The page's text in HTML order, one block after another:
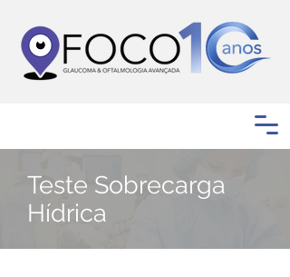
Teste Sobrecarga
Hídrica